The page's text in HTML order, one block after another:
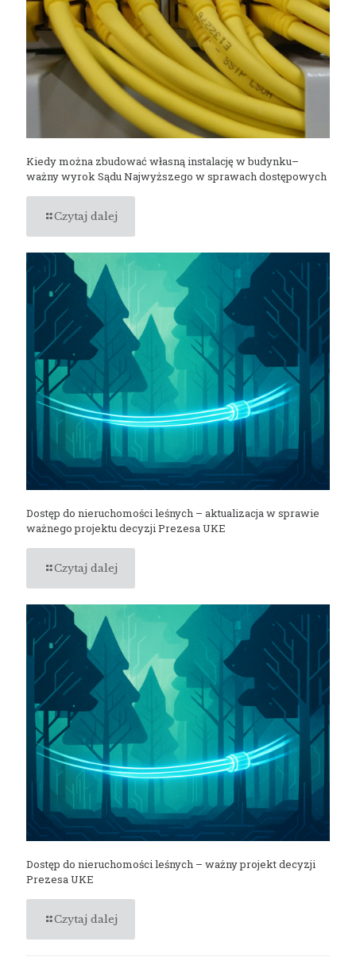
Kiedy można zbudować własną instalację w budynku–
ważny wyrok Sądu Najwyższego w sprawach dostępowych
Czytaj dalej
Dostęp do nieruchomości leśnych – aktualizacja w sprawie
ważnego projektu decyzji Prezesa UKE
Czytaj dalej
Dostęp do nieruchomości leśnych – ważny projekt decyzji
Prezesa UKE
Czytaj dalej